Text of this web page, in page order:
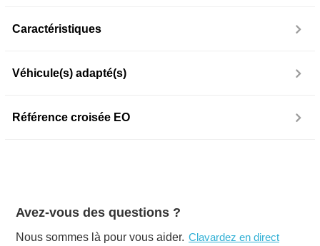
Caractéristiques
Véhicule(s) adapté(s)
Référence croisée EO
Avez-vous des questions ?
Nous sommes là pour vous aider. Clavardez en direct